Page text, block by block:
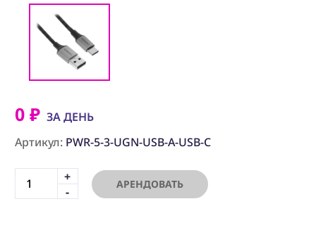
КОМПЬЮТЕРЫ/
СМАРТ/СЕТЕВЫЕ
УСТРОЙСТВА
(FRN) МЕБЕЛЬ И
МАТЕРИАЛЫ
ПРОГРАММНОЕ
Аренда
0 ₽ ЗА ДЕНЬ
Артикул: PWR-5-3-UGN-USB-A-USB-C
+
-
АРЕНДОВАТЬ